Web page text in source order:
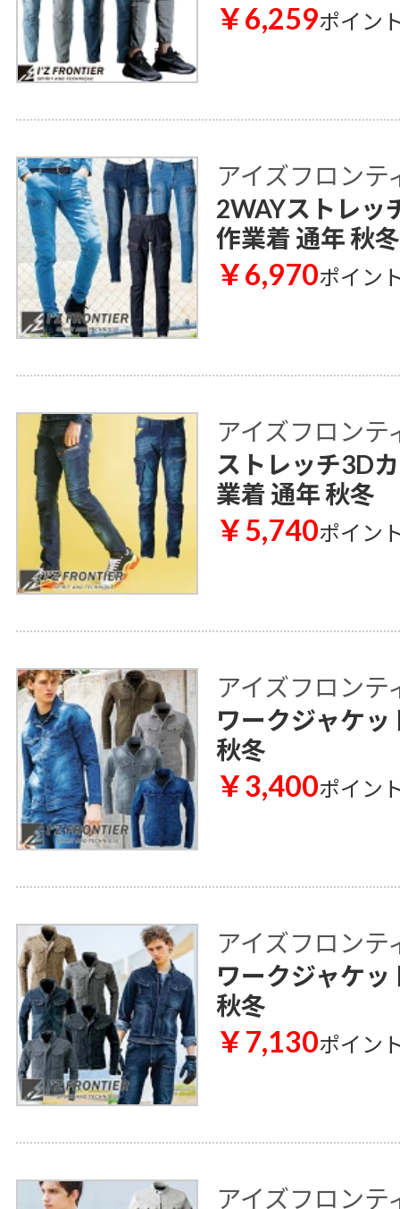
￥6,259ポイン
アイズフロンテ
2WAYストレッ
作業着 通年 秋冬
￥6,970ポイン
アイズフロンテ
ストレッチ3D
業着 通年 秋冬
￥5,740ポイン
アイズフロンテ
ワークジャケッ
秋冬
￥3,400ポイン
アイズフロンテ
ワークジャケッ
秋冬
￥7,130ポイン
アイズフロンテ